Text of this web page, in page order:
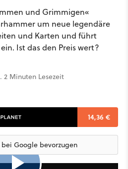
und Grimmigen«
um neue legendäre
und Karten und führt
Ist das den Preis wert?
2 Minuten Lesezeit
14,36 €
Google bevorzugen
2:27